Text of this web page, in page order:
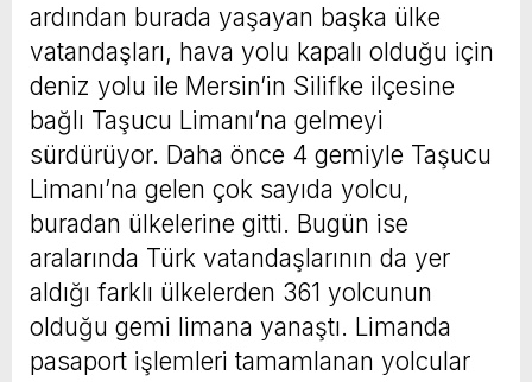
ardından burada yaşayan başka ülke
vatandaşları, hava yolu kapalı olduğu için
deniz yolu ile Mersin’in Silifke ilçesine
bağlı Taşucu Limanı’na gelmeyi
sürdürüyor. Daha önce 4 gemiyle Taşucu
Limanı’na gelen çok sayıda yolcu,
buradan ülkelerine gitti. Bugün ise
aralarında Türk vatandaşlarının da yer
aldığı farklı ülkelerden 361 yolcunun
olduğu gemi limana yanaştı. Limanda
pasaport işlemleri tamamlanan yolcular